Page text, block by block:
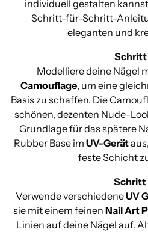
individuell gestalten
Schritt-für-Schritt-
eleganten und
Schritt
Modelliere deine Nägel
Camouflage, um eine
Basis zu schaffen. Die
schönen, dezenten Nude-
Grundlage für das spätere
Rubber Base im UV-Gerät
feste Schicht
Schritt
Verwende verschiedeneUV
sie mit einem feinen Nail Art
Linien auf deine Nägel auf.